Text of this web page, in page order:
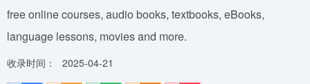
free online courses, audio books, textbooks, eBooks,
language lessons, movies and more.
收录时间：
2025-04-21